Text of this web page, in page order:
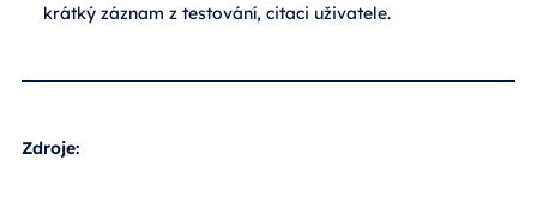
krátký záznam z testování, citaci uživatele.
Zdroje: